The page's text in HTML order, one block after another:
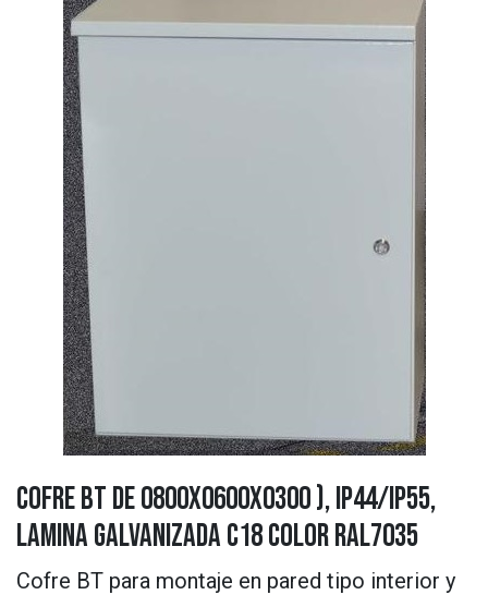
Cofre BT de 0800X0600X0300 ), IP44/IP55,
Lamina galvanizada C18 Color Ral7035
Cofre BT para montaje en pared tipo interior y